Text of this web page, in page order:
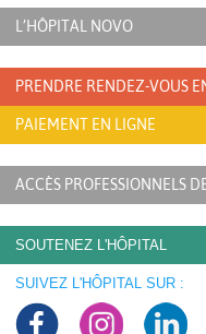
L’HÔPITAL NOVO
PRENDRE RENDEZ-VOUS
PAIEMENT EN LIGNE
ACCÈS PROFESSIONNELS
SOUTENEZ L'HÔPITAL
SUIVEZ L'HÔPITAL SUR :